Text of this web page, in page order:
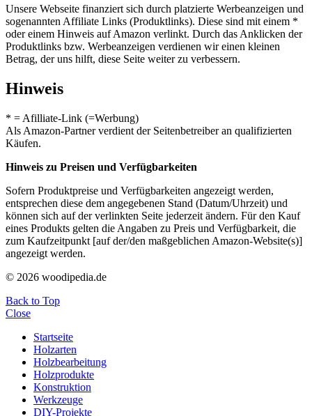
Unsere Webseite finanziert sich durch platzierte Werbeanzeigen und
sogenannten Affiliate Links (Produktlinks). Diese sind mit einem *
oder einem Hinweis auf Amazon verlinkt. Durch das Anklicken der
Produktlinks bzw. Werbeanzeigen verdienen wir einen kleinen
Betrag, der uns hilft, diese Seite weiter zu verbessern.
Hinweis
* = Afilliate-Link (=Werbung)
Als Amazon-Partner verdient der Seitenbetreiber an qualifizierten
Käufen.
Hinweis zu Preisen und Verfügbarkeiten
Sofern Produktpreise und Verfügbarkeiten angezeigt werden,
entsprechen diese dem angegebenen Stand (Datum/Uhrzeit) und
können sich auf der verlinkten Seite jederzeit ändern. Für den Kauf
eines Produkts gelten die Angaben zu Preis und Verfügbarkeit, die
zum Kaufzeitpunkt [auf der/den maßgeblichen Amazon-Website(s)]
angezeigt werden.
© 2026 woodipedia.de
Back to Top
Close
Startseite
Holzarten
Holzbearbeitung
Holzprodukte
Konstruktion
Werkzeuge
DIY-Projekte